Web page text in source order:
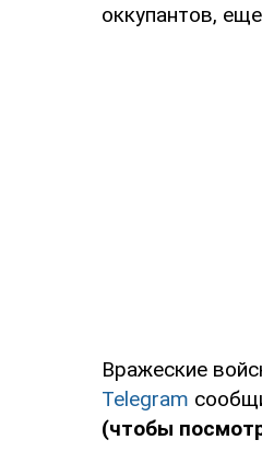
оккупантов,
Вражеские
Telegram
(чтобы